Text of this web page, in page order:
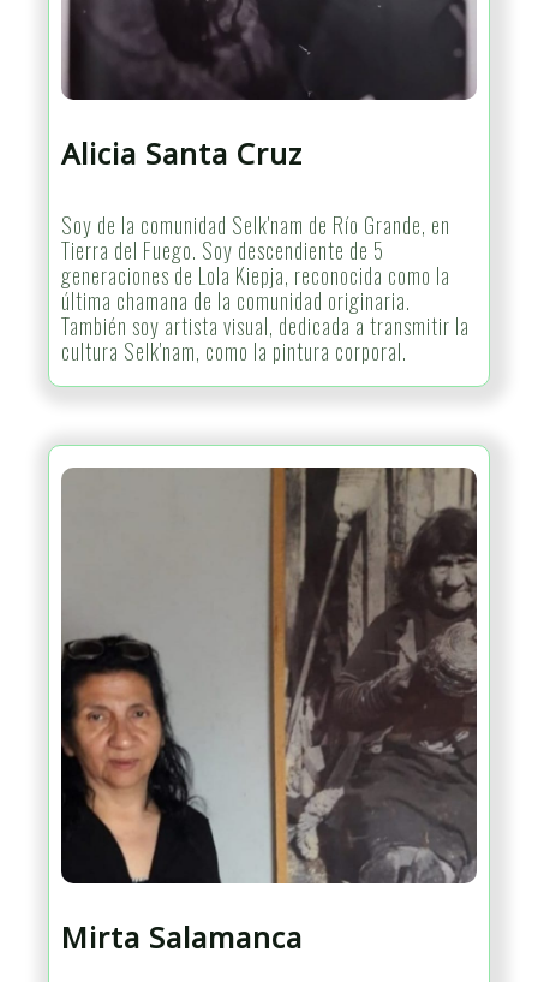
Alicia Santa Cruz
Soy de la comunidad Selk'nam de Río Grande, en
Tierra del Fuego. Soy descendiente de 5
generaciones de Lola Kiepja, reconocida como la
última chamana de la comunidad originaria.
También soy artista visual, dedicada a transmitir la
cultura Selk'nam, como la pintura corporal.
Mirta Salamanca